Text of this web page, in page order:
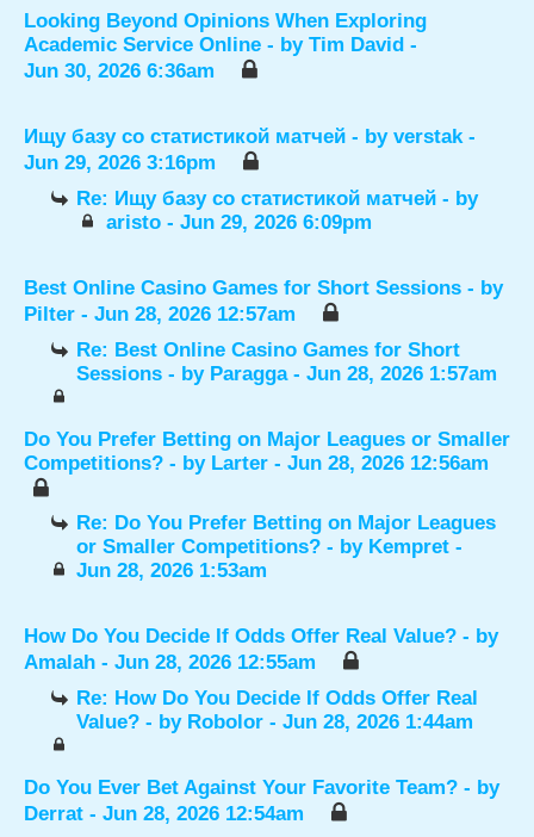
Looking Beyond Opinions When Exploring
Academic Service Online - by Tim David -
Jun 30, 2026 6:36am
Ищу базу со статистикой матчей - by verstak-
Jun 29, 2026 3:16pm
Re: Ищу базу со статистикой матчей - by
aristo- Jun 29, 2026 6:09pm
Best Online Casino Games for Short Sessions - by
Pilter - Jun 28, 2026 12:57am
Re: Best Online Casino Games for Short
Sessions - by Paragga- Jun 28, 2026 1:57am
Do You Prefer Betting on Major Leagues or Smaller
Competitions? - by Larter - Jun 28, 2026 12:56am
Re: Do You Prefer Betting on Major Leagues
or Smaller Competitions? - by Kempret -
Jun 28, 2026 1:53am
How Do You Decide If Odds Offer Real Value? - by
Amalah - Jun 28, 2026 12:55am
Re: How Do You Decide If Odds Offer Real
Value? - by Robolor - Jun 28, 2026 1:44am
Do You Ever Bet Against Your Favorite Team? - by
Derrat - Jun 28, 2026 12:54am